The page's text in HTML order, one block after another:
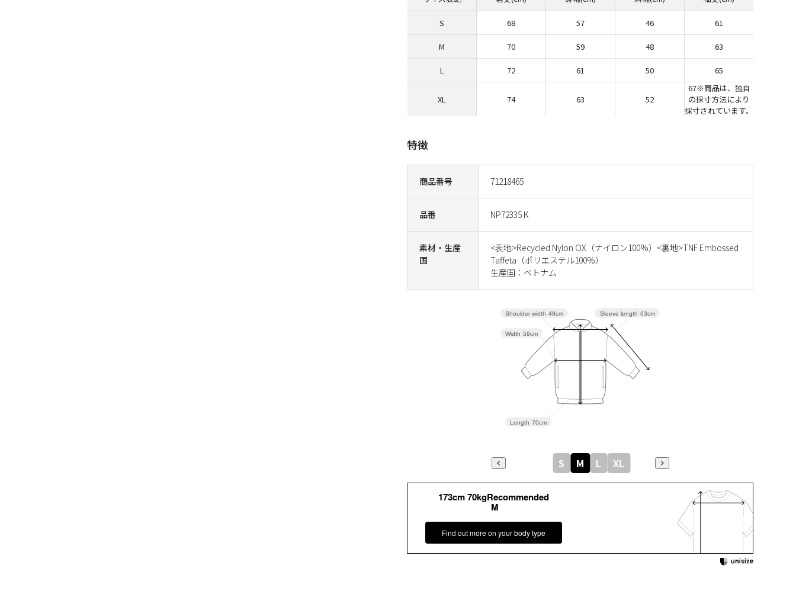
商品番号 71218465
品番 NP72335 K
素材・生産
国
<表地>Recycled Nylon OX（ナイロン100%）<裏地>TNF Embossed
Taffeta（ポリエステル100%）
生産国：ベトナム
特徴
S 68 57 46 61
M 70 59 48 63
L 72 61 50 65
XL 74 63 52
67※商品は、独自
の採寸方法により
採寸されています。
173cm 70kgRecommended
M
Find out more on your body type
Sleeve length 63cm
Length 70cm
Width 59cm
Shoulder width 48cm
S M L XL